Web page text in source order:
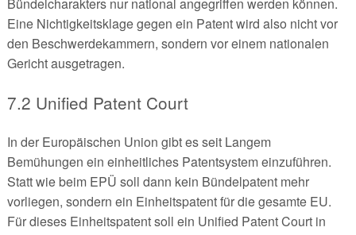
Eine Nichtigkeitsklage gegen ein Patent wird also nicht vor
den Beschwerdekammern, sondern vor einem nationalen
Gericht ausgetragen.
7.2 Unified Patent Court
In der Europäischen Union gibt es seit Langem
Bemühungen ein einheitliches Patentsystem einzuführen.
Statt wie beim EPÜ soll dann kein Bündelpatent mehr
vorliegen, sondern ein Einheitspatent für die gesamte EU.
Für dieses Einheitspatent soll ein Unified Patent Court in